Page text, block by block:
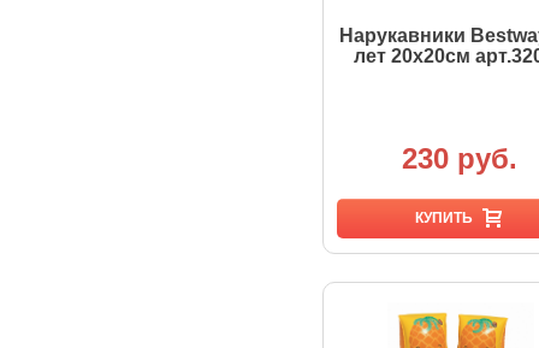
Нарукавники
лет 20х20см
230 руб.
КУПИТЬ